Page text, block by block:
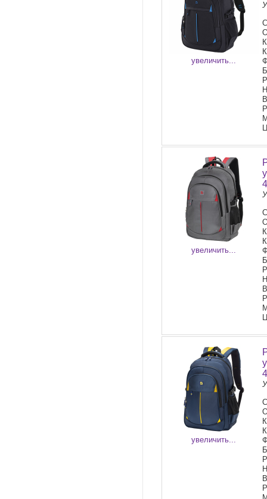
увеличить...
увеличить...
увеличить...